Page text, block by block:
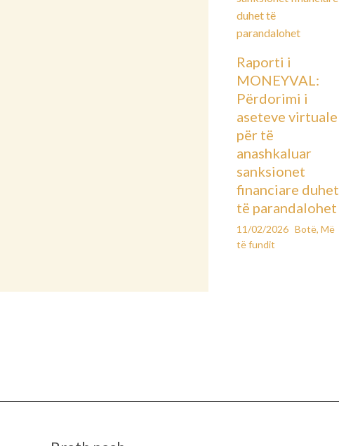
Raporti i
MONEYVAL:
Përdorimi i
aseteve virtuale
për të
anashkaluar
sanksionet
financiare duhet
të parandalohet
11/02/2026 Botë, Më
të fundit